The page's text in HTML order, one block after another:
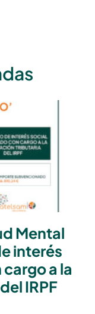
Mental
interés
a la
IRPF